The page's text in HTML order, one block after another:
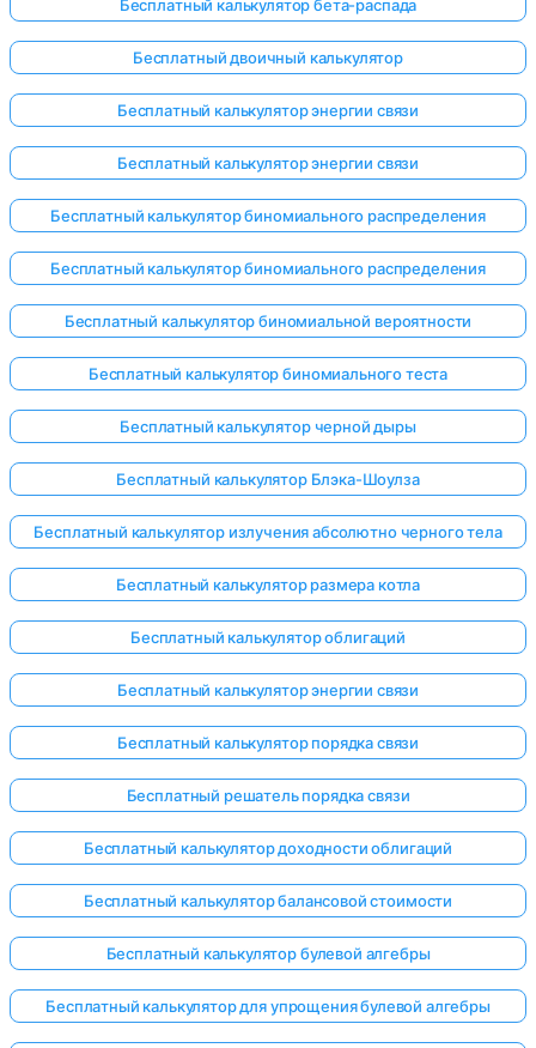
Бесплатный калькулятор бета-распада
Бесплатный двоичный калькулятор
Бесплатный калькулятор энергии связи
Бесплатный калькулятор энергии связи
Бесплатный калькулятор биномиального распределения
Бесплатный калькулятор биномиального распределения
Бесплатный калькулятор биномиальной вероятности
Бесплатный калькулятор биномиального теста
Бесплатный калькулятор черной дыры
Бесплатный калькулятор Блэка-Шоулза
Бесплатный калькулятор излучения абсолютно черного тела
Бесплатный калькулятор размера котла
Бесплатный калькулятор облигаций
Бесплатный калькулятор энергии связи
Бесплатный калькулятор порядка связи
Бесплатный решатель порядка связи
Бесплатный калькулятор доходности облигаций
Бесплатный калькулятор балансовой стоимости
Бесплатный калькулятор булевой алгебры
Бесплатный калькулятор для упрощения булевой алгебры